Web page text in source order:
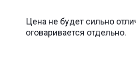
Цена не будет сильно
оговаривается отдельно.